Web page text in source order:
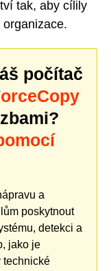
tak, aby cílily
počítač
a
poskytnout
detekci a
jako je
technické